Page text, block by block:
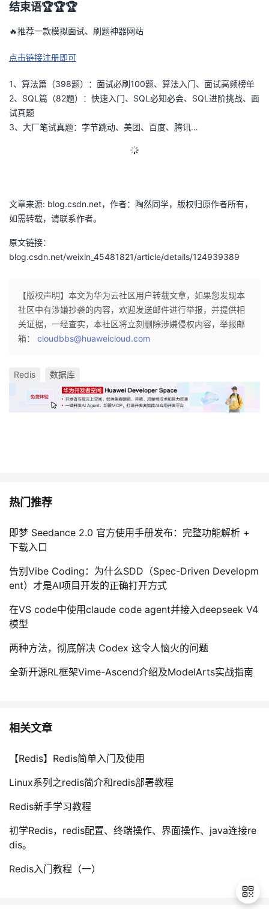
结束语🏆🏆🏆
🔥推荐一款模拟面试、刷题神器网站
点击链接注册即可
1、算法篇（398题）：面试必刷100题、算法入门、面试高频榜单
2、SQL篇（82题）：快速入门、SQL必知必会、SQL进阶挑战、面
试真题
3、大厂笔试真题：字节跳动、美团、百度、腾讯…
文章来源: blog.csdn.net，作者：陶然同学，版权归原作者所有，
如需转载，请联系作者。
原文链接：
blog.csdn.net/weixin_45481821/article/details/124939389
【版权声明】本文为华为云社区用户转载文章，如果您发现本
社区中有涉嫌抄袭的内容，欢迎发送邮件进行举报，并提供相
关证据，一经查实，本社区将立刻删除涉嫌侵权内容，举报邮
箱： cloudbbs@huaweicloud.com
Redis 数据库
热门推荐
即梦 Seedance 2.0 官方使用手册发布：完整功能解析 +
下载入口
告别Vibe Coding：为什么SDD（Spec-Driven Developm
ent）才是AI项目开发的正确打开方式
在VS code中使用claude code agent并接入deepseek V4
模型
两种方法，彻底解决 Codex 这令人恼火的问题
全新开源RL框架Vime-Ascend介绍及ModelArts实战指南
相关文章
【Redis】Redis简单入门及使用
Linux系列之redis简介和redis部署教程
Redis新手学习教程
初学Redis，redis配置、终端操作、界面操作、java连接re
dis。
Redis入门教程（一）